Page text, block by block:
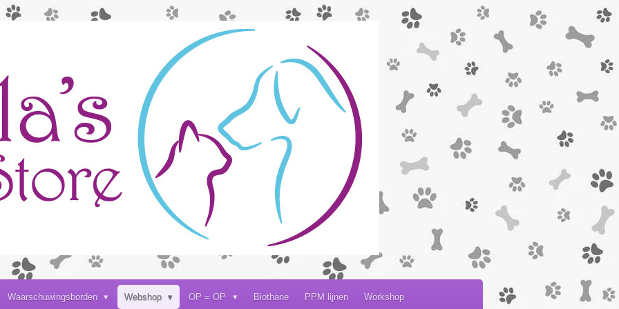
Waarschuwingsborden Webshop OP = OP Biothane PPM lijnen Workshop